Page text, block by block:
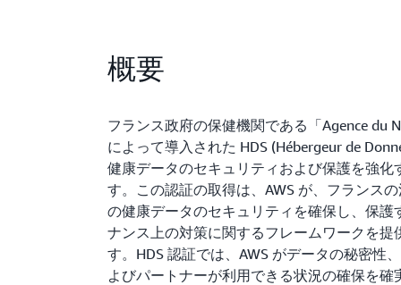
概要
フランス政府の保健機関である「Agence du
によって導入された HDS (Hébergeur de
健康データのセキュリティおよび保護を強化
す。この認証の取得は、AWS が、フランス
の健康データのセキュリティを確保し、保
ナンス上の対策に関するフレームワークを
す。HDS 認証では、AWS がデータの秘密性
よびパートナーが利用できる状況の確保を